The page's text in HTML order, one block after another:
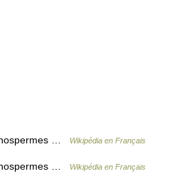
… Wikipédia en Français
… Wikipédia en Français